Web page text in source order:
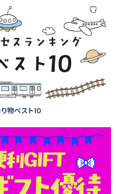
物ベスト10